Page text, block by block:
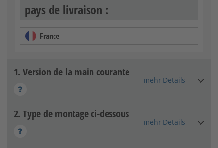
pays de livraison :
France
1. Version de la main courante
mehr Details
Galvanisé à chaud
2. Type de montage ci-dessous
mehr Details